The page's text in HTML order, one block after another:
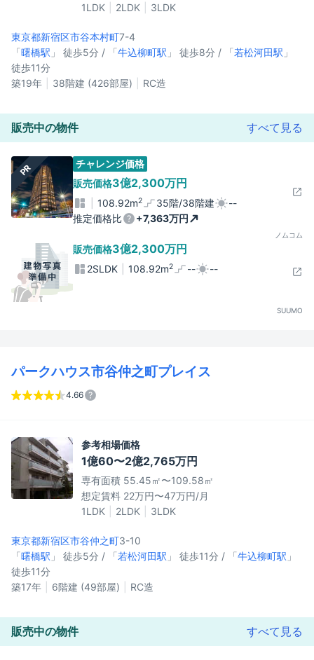
1LDK
2LDK 3LDK
東京都新宿区市谷本村町7-4
「曙橋駅 」 徒歩5分 / 「牛込柳町駅 」 徒歩8分 / 「若松河田駅 」
徒歩11分
築19年
38階建 (426部屋) RC造
販売中の物件 すべて見る
PR
チャレンジ価格
販売価格3億2,300万円
108.92m2 35階/38階建
--
推定価格比
+7,363万円
ノムコム
販売価格3億2,300万円
2SLDK 108.92m2 -- --
SUUMO
パークハウス市谷仲之町プレイス
4.66
参考相場価格
1億60〜2億2,765万円
専有面積 55.45㎡〜109.58㎡
想定賃料 22万円〜47万円/月
1LDK
2LDK 3LDK
東京都新宿区市谷仲之町3-10
「曙橋駅 」 徒歩5分 / 「若松河田駅 」 徒歩11分 / 「牛込柳町駅 」
徒歩11分
築17年
6階建 (49部屋) RC造
販売中の物件 すべて見る